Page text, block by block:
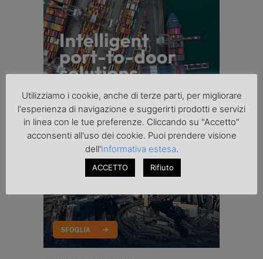
Utilizziamo i cookie, anche di terze parti, per migliorare
l'esperienza di navigazione e suggerirti prodotti e servizi
in linea con le tue preferenze. Cliccando su "Accetto"
acconsenti all'uso dei cookie. Puoi prendere visione
dell'Informativa estesa.
ACCETTO Rifiuto